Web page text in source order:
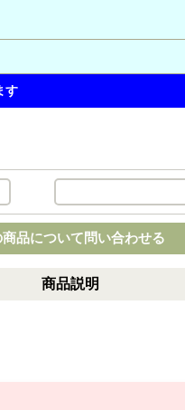
す
商品について問い合わせる
商品説明